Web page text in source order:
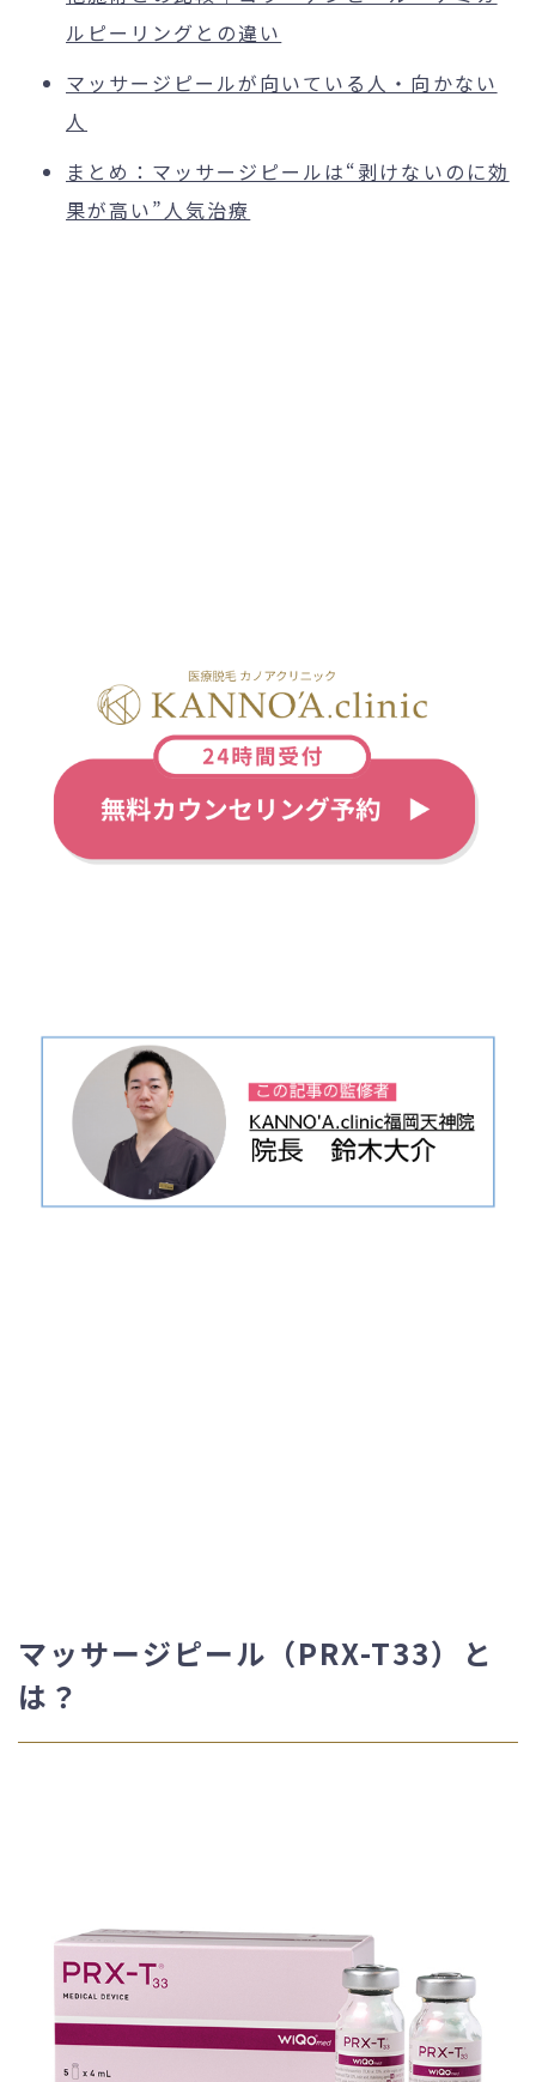
ルピーリングとの違い
マッサージピールが向いている人・向かない
人
まとめ：マッサージピールは“剥けないのに効
果が高い”人気治療
マッサージピール（PRX-T33）と
は？